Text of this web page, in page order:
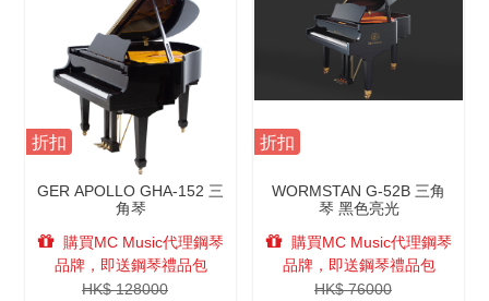
折扣
GER APOLLO GHA-152 三
角琴
購買MC Music代理鋼琴
品牌，即送鋼琴禮品包
HK$ 128000
折扣
WORMSTAN G-52B 三角
琴 黑色亮光
購買MC Music代理鋼琴
品牌，即送鋼琴禮品包
HK$ 76000